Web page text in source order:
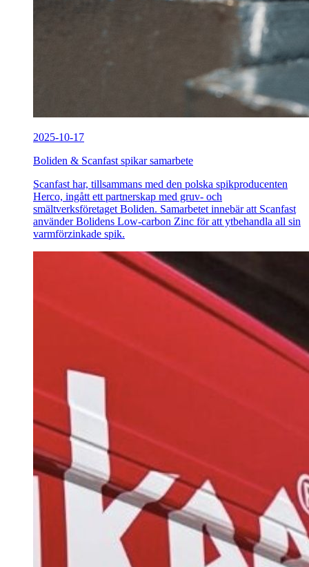
2025-10-17
Boliden & Scanfast spikar samarbete
Scanfast har, tillsammans med den polska spikproducenten
Herco, ingått ett partnerskap med gruv- och
smältverksföretaget Boliden. Samarbetet innebär att Scanfast
använder Bolidens Low-carbon Zinc för att ytbehandla all sin
varmförzinkade spik.